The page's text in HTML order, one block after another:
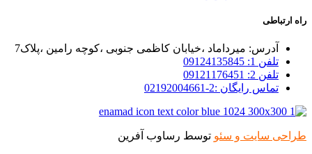
راه ارتباطی
آدرس: میرداماد ،خیابان کاظمی جنوبی ،کوچه رامین ،پلاک7
تلفن 1: 09124135845
تلفن 2: 09121176451
تماس رایگان :2-02192004661
طراحی سایت و سئو توسط رساوب آفرین